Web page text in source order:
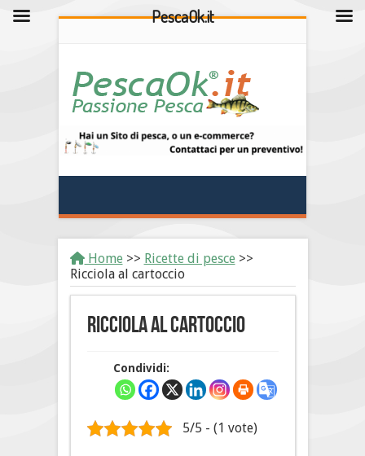
Home >> Ricette di pesce >>
Ricciola al cartoccio
Ricciola al cartoccio
Condividi:
5/5 - (1 vote)
PescaOk.it